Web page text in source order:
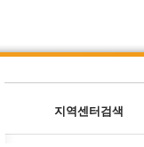
지역센터검색